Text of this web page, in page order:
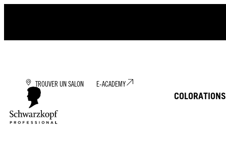
COLORATION
TROUVER UN SALON E-ACADEMY